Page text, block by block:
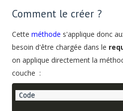
Comment le créer ?
Cette méthode s'applique donc
besoin d'être chargée dans le
on applique directement la
couche :